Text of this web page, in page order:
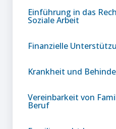
Einführung in das
Soziale Arbeit
Finanzielle
Krankheit und
Vereinbarkeit von
Beruf